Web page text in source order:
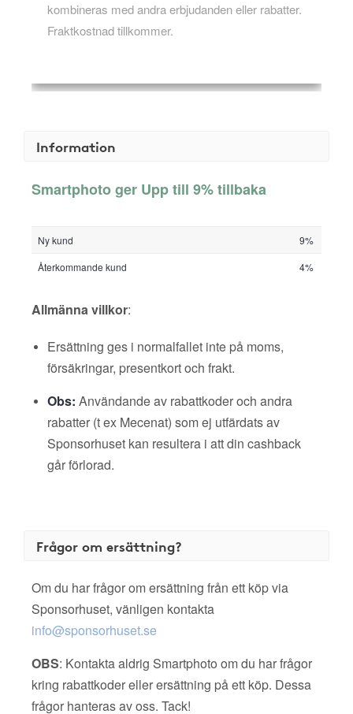
kombineras med andra erbjudanden eller rabatter.
Fraktkostnad tillkommer.
Information
Smartphoto ger Upp till 9% tillbaka
Ny kund
9%
Återkommande kund
4%
Allmänna villkor:
Ersättning ges i normalfallet inte på moms,
försäkringar, presentkort och frakt.
Obs: Användande av rabattkoder och andra
rabatter (t ex Mecenat) som ej utfärdats av
Sponsorhuset kan resultera i att din cashback
går förlorad.
Frågor om ersättning?
Om du har frågor om ersättning från ett köp via
Sponsorhuset, vänligen kontakta
info@sponsorhuset.se
OBS: Kontakta aldrig Smartphoto om du har frågor
kring rabattkoder eller ersättning på ett köp. Dessa
frågor hanteras av oss. Tack!